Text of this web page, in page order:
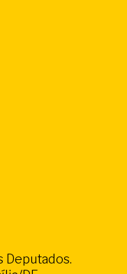
Deputados.